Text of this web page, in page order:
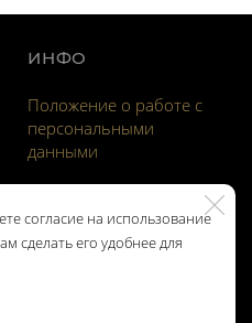
ИНФО
Положение о работе с
персональными
данными
КОНТАКТЫ
согласие на использование
сделать его удобнее для